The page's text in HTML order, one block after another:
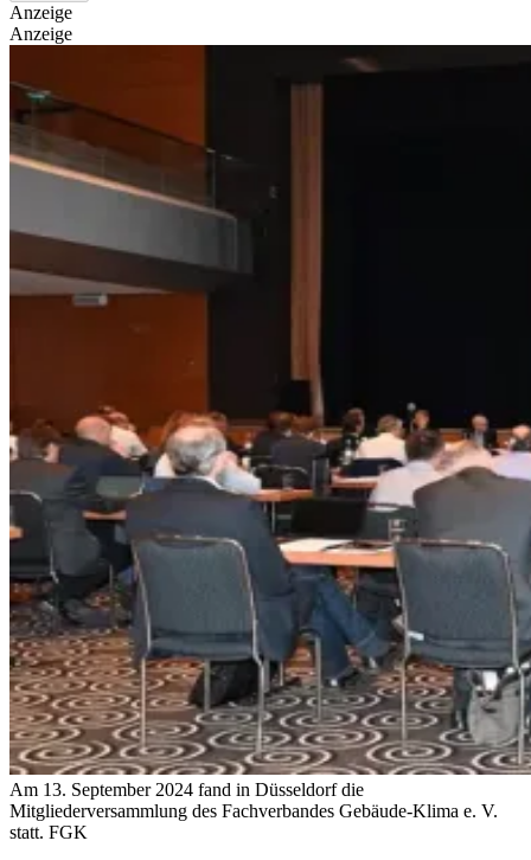
Anzeige
Anzeige
Am 13. September 2024 fand in Düsseldorf die
Mitgliederversammlung des Fachverbandes Gebäude-Klima e. V.
statt. FGK